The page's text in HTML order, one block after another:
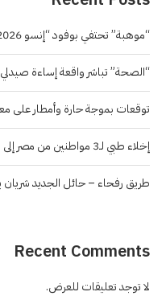
“موهبة” تحتفي بوفود “إنسو 2026” في ليلة عالمية
“الصحة” تباشر واقعة إساءة
توقعات بموجة حارة وأمطار على
إخلاء طبي لـ3 مواطنين من مصر إلى المملكة
طريق رفحاء – حائل الجديد شريان
Recent Comments
لا توجد تعليقات للعرض.